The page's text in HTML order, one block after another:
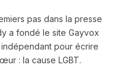
pas dans la presse
a fondé le site Gayvox
pour écrire
: la cause LGBT.